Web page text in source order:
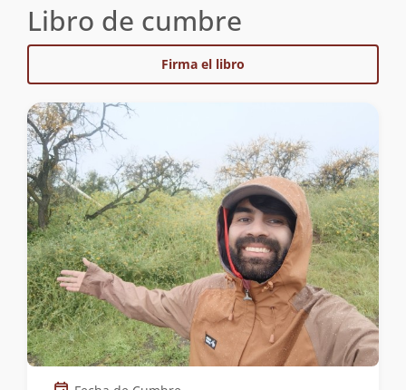
Libro de cumbre
Firma el libro